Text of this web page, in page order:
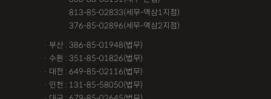
813-85-02833(세무-역삼1지점)
376-85-02896(세무-역삼2지점)
· 부산 : 386-85-01948(법무)
· 수원 : 351-85-01826(법무)
· 대전 : 649-85-02116(법무)
· 인천 : 131-85-58050(법무)